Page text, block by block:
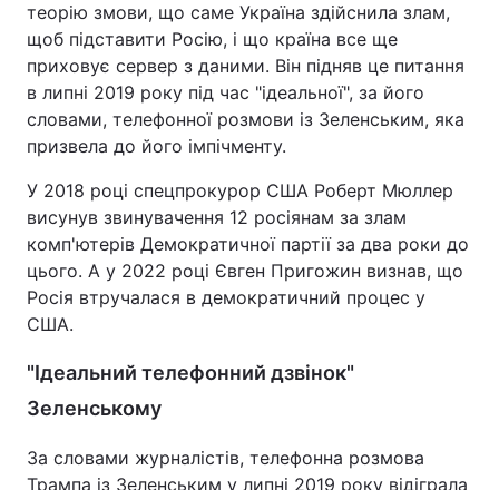
теорію змови, що саме Україна здійснила злам,
щоб підставити Росію, і що країна все ще
приховує сервер з даними. Він підняв це питання
в липні 2019 року під час "ідеальної", за його
словами, телефонної розмови із Зеленським, яка
призвела до його імпічменту.
У 2018 році спецпрокурор США Роберт Мюллер
висунув звинувачення 12 росіянам за злам
комп'ютерів Демократичної партії за два роки до
цього. А у 2022 році Євген Пригожин визнав, що
Росія втручалася в демократичний процес у
США.
"Ідеальний телефонний дзвінок"
Зеленському
За словами журналістів, телефонна розмова
Трампа із Зеленським у липні 2019 року відіграла